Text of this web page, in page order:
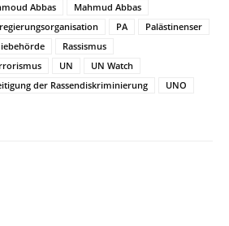
Abbas
Mahmud Abbas
PA
Palästinenser
Rassismus
UN
UN Watch
der Rassendiskriminierung
UNO